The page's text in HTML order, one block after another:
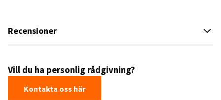
Recensioner
Vill du ha personlig rådgivning?
Kontakta oss här